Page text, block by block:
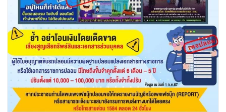
ชุมชน-คุณภาพชีวิต
อาชญากรรม
• Motoring
• เกม
วิทยาศาสตร์
SMEs
หุ้น